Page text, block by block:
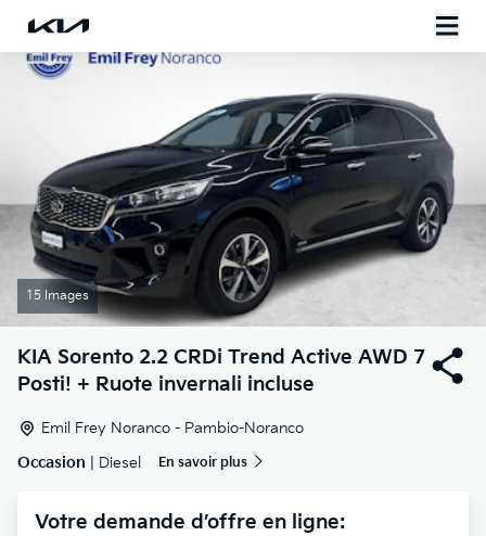
15 Images
KIA Sorento 2.2 CRDi Trend Active AWD 7
Posti! + Ruote invernali incluse
Emil Frey Noranco - Pambio-Noranco
Occasion | Diesel En savoir plus
Votre demande d’offre en ligne: